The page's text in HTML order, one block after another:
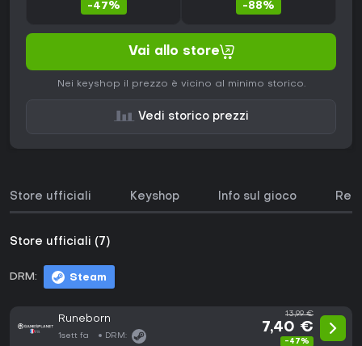
-47% -88%
Vai allo store
Nei keyshop il prezzo è vicino al minimo storico.
Vedi storico prezzi
Store ufficiali Keyshop Info sul gioco
Store ufficiali (7)
DRM: Steam
Runeborn
1sett fa DRM:
13,99 €
7,40 €
-47%